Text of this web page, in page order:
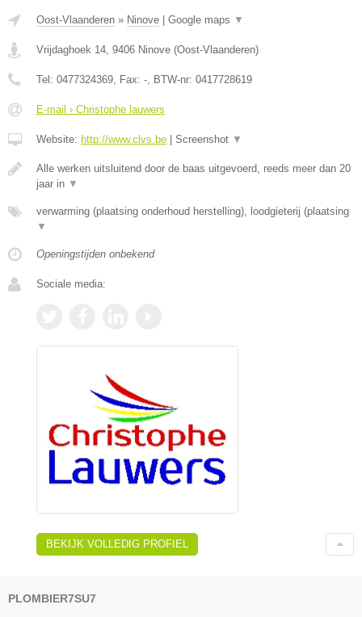
Oost-Vlaanderen » Ninove Google maps ▼
Vrijdaghoek 14, 9406 Ninove (Oost-Vlaanderen)
Tel: 0477324369, Fax: -, BTW-nr: 0417728619
E-mail › Christophe lauwers
Website: http://www.clvs.be Screenshot ▼
Alle werken uitsluitend door de baas uitgevoerd, reeds meer dan 20
jaar in ▼
verwarming (plaatsing onderhoud herstelling), loodgieterij (plaatsing
▼
Openingstijden onbekend
Sociale media:
BEKIJK VOLLEDIG PROFIEL
PLOMBIER7SU7